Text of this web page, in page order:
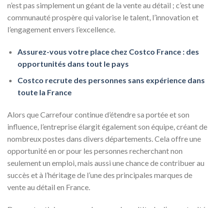
n’est pas simplement un géant de la vente au détail ; c’est une
communauté prospère qui valorise le talent, l’innovation et
l’engagement envers l’excellence.
Assurez-vous votre place chez Costco France : des
opportunités dans tout le pays
Costco recrute des personnes sans expérience dans
toute la France
Alors que Carrefour continue d’étendre sa portée et son
influence, l’entreprise élargit également son équipe, créant de
nombreux postes dans divers départements. Cela offre une
opportunité en or pour les personnes recherchant non
seulement un emploi, mais aussi une chance de contribuer au
succès et à l’héritage de l’une des principales marques de
vente au détail en France.